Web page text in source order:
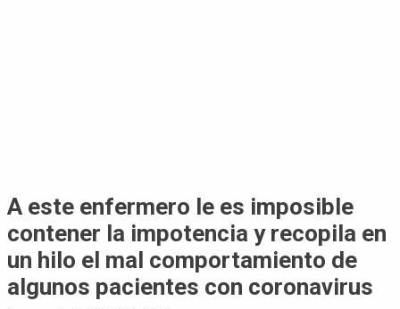
A este enfermero le es imposible
contener la impotencia y recopila en
un hilo el mal comportamiento de
algunos pacientes con coronavirus